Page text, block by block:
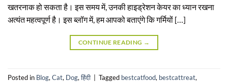
खतरनाक हो सकता है। इस समय में, उनकी हाइड्रेशन केयर का ध्यान रखना
अत्यंत महत्वपूर्ण है। इस ब्लॉग में, हम आपको बताएंगे कि गर्मियों […]
CONTINUE READING →
Posted in Blog, Cat, Dog,हिंदी Tagged bestcatfood, bestcattreat,